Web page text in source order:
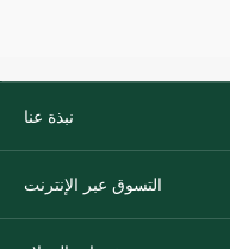
نبذة عنا
التسوق عبر الإنترنت